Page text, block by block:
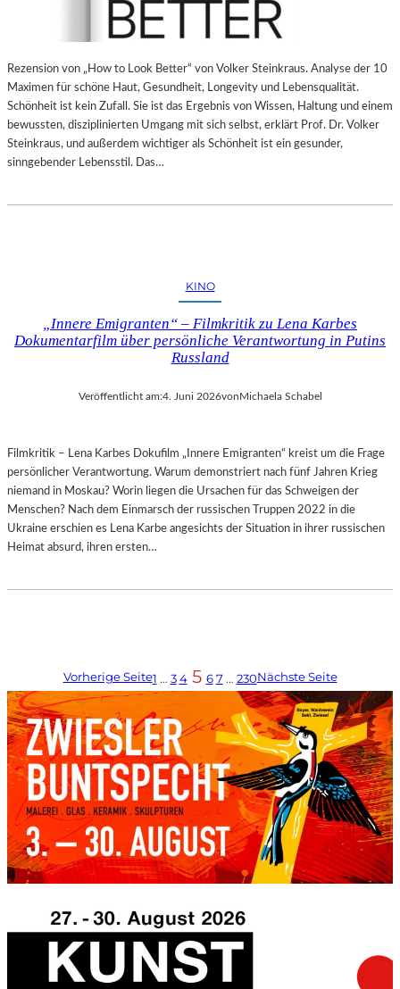
Rezension von „How to Look Better“ von Volker Steinkraus. Analyse der 10
Maximen für schöne Haut, Gesundheit, Longevity und Lebensqualität.
Schönheit ist kein Zufall. Sie ist das Ergebnis von Wissen, Haltung und einem
bewussten, disziplinierten Umgang mit sich selbst, erklärt Prof. Dr. Volker
Steinkraus, und außerdem wichtiger als Schönheit ist ein gesunder,
sinngebender Lebensstil. Das…
KINO
„Innere Emigranten“ – Filmkritik zu Lena Karbes
Dokumentarfilm über persönliche Verantwortung in Putins
Russland
Veröffentlicht am:4. Juni 2026von Michaela Schabel
Filmkritik – Lena Karbes Dokufilm „Innere Emigranten“ kreist um die Frage
persönlicher Verantwortung. Warum demonstriert nach fünf Jahren Krieg
niemand in Moskau? Worin liegen die Ursachen für das Schweigen der
Menschen? Nach dem Einmarsch der russischen Truppen 2022 in die
Ukraine erschien es Lena Karbe angesichts der Situation in ihrer russischen
Heimat absurd, ihren ersten…
Vorherige Seite1 … 3 4 5 6 7 … 230Nächste Seite